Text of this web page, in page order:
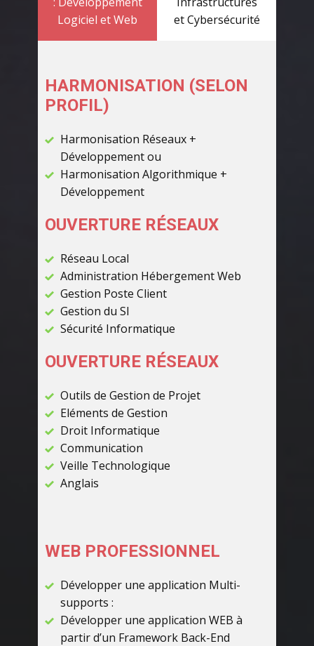
Logiciel et Web
et Cybersécurité
HARMONISATION (SELON
PROFIL)
Harmonisation Réseaux +
Développement ou
Harmonisation Algorithmique +
Développement
OUVERTURE RÉSEAUX
Réseau Local
Administration Hébergement Web
Gestion Poste Client
Gestion du SI
Sécurité Informatique
OUVERTURE RÉSEAUX
Outils de Gestion de Projet
Eléments de Gestion
Droit Informatique
Communication
Veille Technologique
Anglais
WEB PROFESSIONNEL
Développer une application Multi-
supports :
Développer une application WEB à
partir d’un Framework Back-End